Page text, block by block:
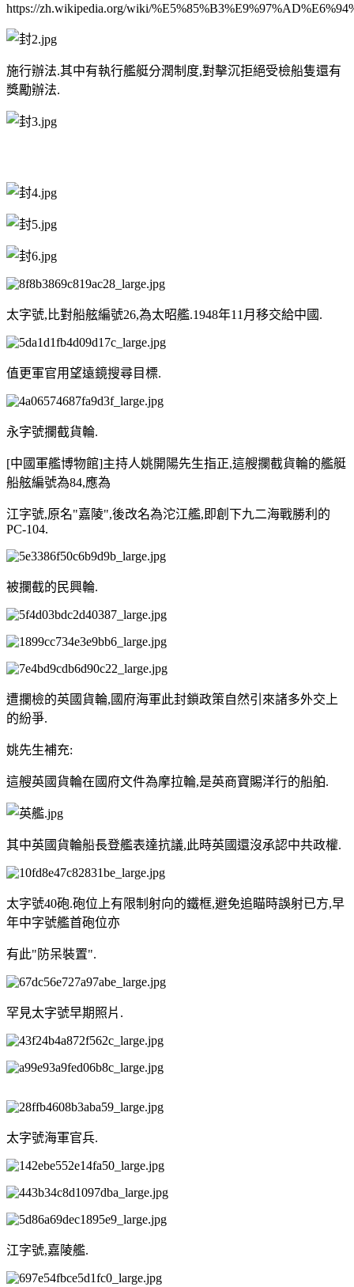
https://zh.wikipedia.org/wiki/
施行辦法.其中有執行艦艇分潤制度,對擊沉拒絕受檢船隻還有
獎勵辦法.
太字號,比對船舷編號26,為太昭艦.1948年11月移交給中國.
值更軍官用望遠鏡搜尋目標.
永字號攔截貨輪.
[中國軍艦博物館]主持人姚開陽先生指正,這艘攔截貨輪的艦艇
船舷編號為84,應為
江字號,原名"嘉陵",後改名為沱江艦,即創下九二海戰勝利的
PC-104.
被攔截的民興輪.
遭攔檢的英國貨輪,國府海軍此封鎖政策自然引來諸多外交上
的紛爭.
姚先生補充:
這艘英國貨輪在國府文件為摩拉輪,是英商寶賜洋行的船舶.
其中英國貨輪船長登艦表達抗議,此時英國還沒承認中共政權.
太字號40砲.砲位上有限制射向的鐵框,避免追瞄時誤射已方,早
年中字號艦首砲位亦
有此"防呆裝置".
罕見太字號早期照片.
太字號海軍官兵.
江字號,嘉陵艦.